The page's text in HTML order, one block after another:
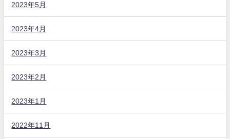
2023年5月
2023年4月
2023年3月
2023年2月
2023年1月
2022年11月